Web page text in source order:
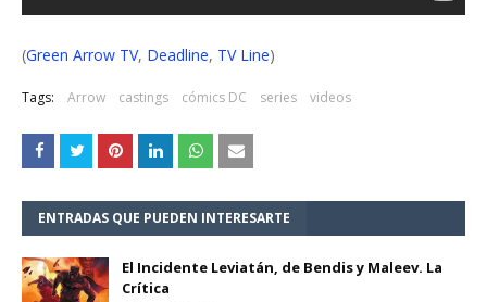
(Green Arrow TV, Deadline, TV Line)
Tags: Arrow castings cómics DC series videos
ENTRADAS QUE PUEDEN INTERESARTE
El Incidente Leviatán, de Bendis y Maleev. La
Crítica